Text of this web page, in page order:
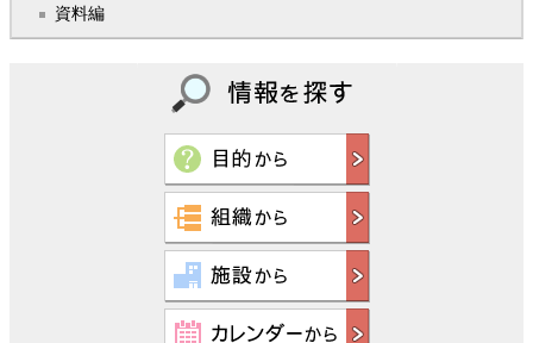
資料編